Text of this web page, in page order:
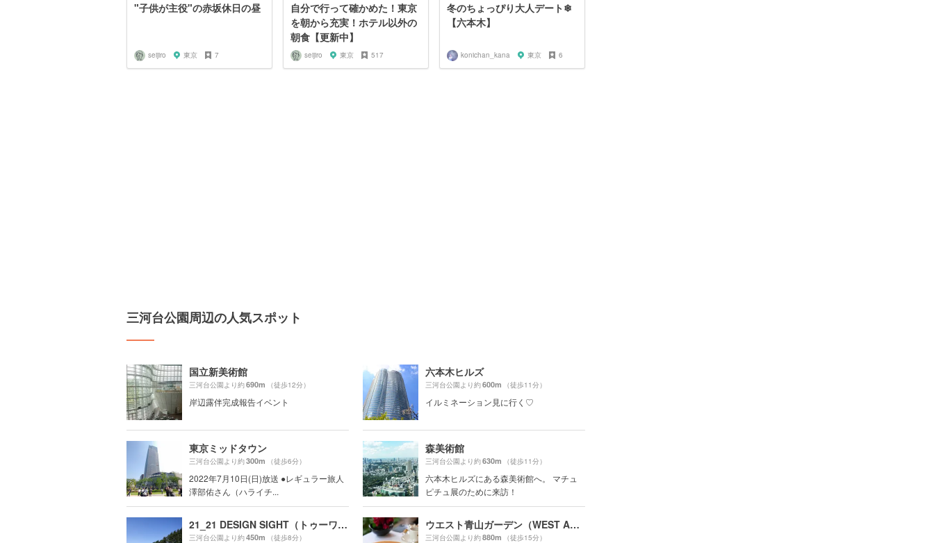
"子供が主役"の赤坂休日の昼
seijiro 東京 7
自分で行って確かめた！東京
を朝から充実！ホテル以外の
朝食【更新中】
seijiro 東京 517
冬のちょっぴり大人デート❄
【六本木】
konichan_kana 東京 6
三河台公園周辺の人気スポット
国立新美術館
三河台公園より約690m （徒歩12分）
岸辺露伴完成報告イベント
六本木ヒルズ
三河台公園より約600m （徒歩11分）
イルミネーション見に行く♡
東京ミッドタウン
三河台公園より約300m （徒歩6分）
2022年7月10日(日)放送 ●レギュラー旅人
澤部佑さん（ハライチ...
森美術館
三河台公園より約630m （徒歩11分）
六本木ヒルズにある森美術館へ。 マチュ
ピチュ展のために来訪！
21_21 DESIGN SIGHT（トゥーワン・トゥーワン・デザインサイト）
三河台公園より約450m （徒歩8分）
ウエスト青山ガーデン（WEST AOYAMA GARDEN）
三河台公園より約880m （徒歩15分）